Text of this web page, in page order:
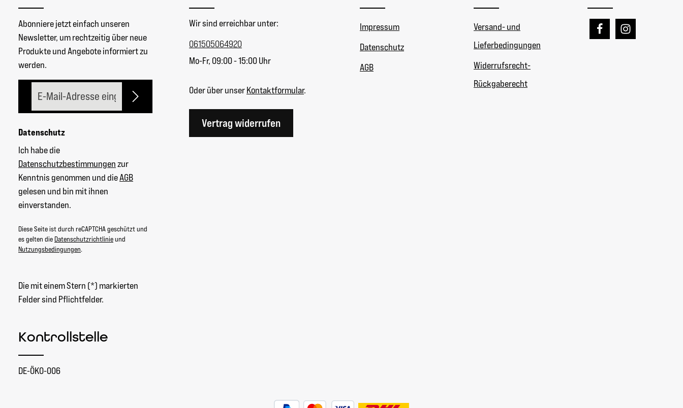
Abonniere jetzt einfach unseren
Newsletter, um rechtzeitig über neue
Produkte und Angebote informiert zu
werden.
Datenschutz
Ich habe die
Datenschutzbestimmungenzur
Kenntnis genommen und dieAGB
gelesen und bin mit ihnen
einverstanden.
Diese Seite ist durch reCAPTCHA geschützt und
es gelten die Datenschutzrichtlinieund
Nutzungsbedingungen.
Die mit einem Stern (*) markierten
Felder sind Pflichtfelder.
Wir sind erreichbar unter:
061505064920
Mo-Fr, 09:00 - 15:00 Uhr
Oder über unserKontaktformular.
Vertrag widerrufen
Impressum
Datenschutz
AGB
Versand- und
Lieferbedingungen
Widerrufsrecht-
Rückgaberecht
Kontrollstelle
DE-ÖKO-006